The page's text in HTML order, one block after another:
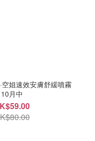
空姐速效安膚舒緩噴霧
10月中